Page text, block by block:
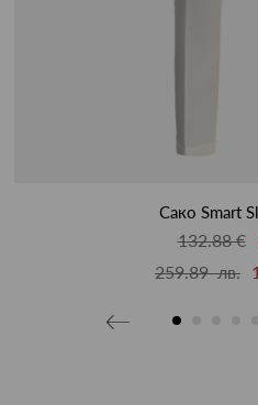
Сако Smart
132.88 €
259.89 лв.